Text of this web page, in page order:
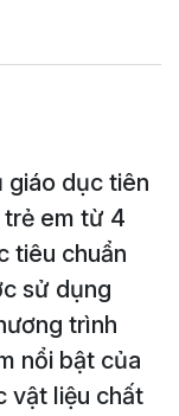
giáo dục tiên
em từ 4
tiêu chuẩn
sử dụng
trình
nổi bật của
vật liệu chất